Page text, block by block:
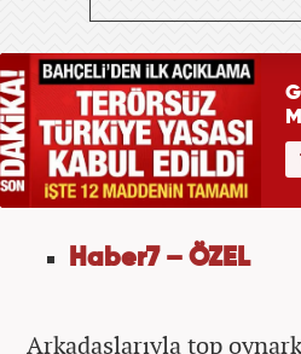
Haber7 – ÖZEL
Arkadaşlarıyla top